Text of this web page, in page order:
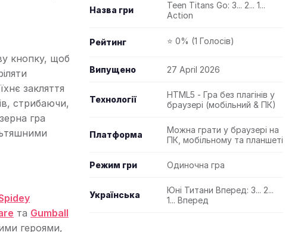
кнопку, щоб
закляття
стрибаючи,
гра
та Gumball
героями,
Назва гри
Teen Titans Go: 3... 2... 1...
Action
Рейтинг ⭐ 0% (1 Голосів)
Випущено 27 April 2026
Технології
HTML5 - Гра без плагінів у
браузері (мобільний & ПК)
Платформа
Можна грати у браузері на
ПК, мобільному та планшеті
Режим гри Одиночна гра
Українська
Юні Титани Вперед: 3... 2...
1... Вперед